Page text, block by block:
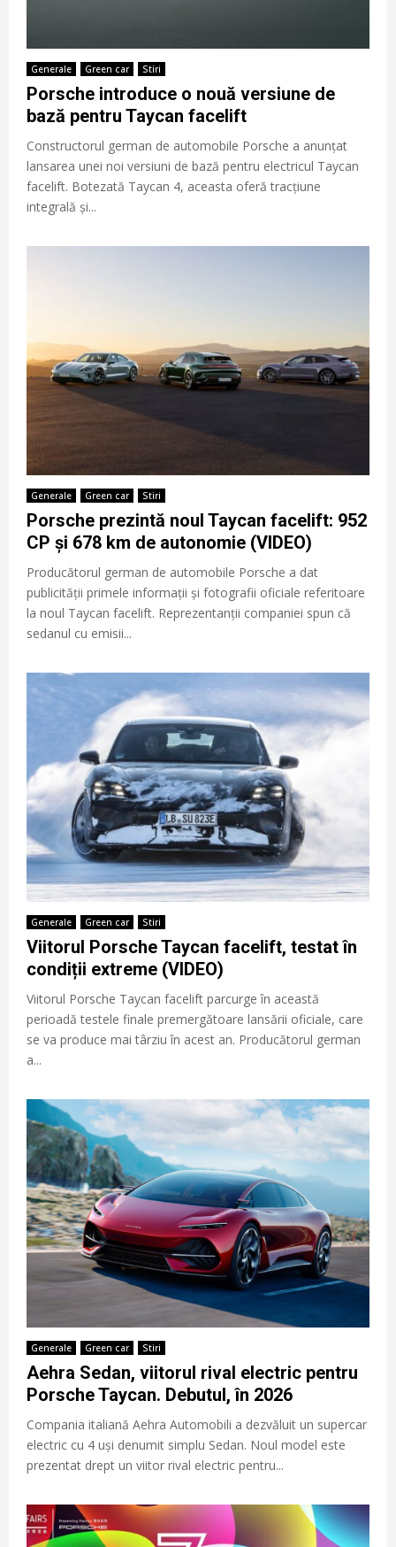
Generale Green car Stiri
Porsche introduce o nouă versiune de
bază pentru Taycan facelift
Constructorul german de automobile Porsche a anunțat
lansarea unei noi versiuni de bază pentru electricul Taycan
facelift. Botezată Taycan 4, aceasta oferă tracțiune
integrală și...
Generale Green car Stiri
Porsche prezintă noul Taycan facelift: 952
CP și 678 km de autonomie (VIDEO)
Producătorul german de automobile Porsche a dat
publicității primele informații și fotografii oficiale referitoare
la noul Taycan facelift. Reprezentanții companiei spun că
sedanul cu emisii...
Generale Green car Stiri
Viitorul Porsche Taycan facelift, testat în
condiții extreme (VIDEO)
Viitorul Porsche Taycan facelift parcurge în această
perioadă testele finale premergătoare lansării oficiale, care
se va produce mai târziu în acest an. Producătorul german
a...
Generale Green car Stiri
Aehra Sedan, viitorul rival electric pentru
Porsche Taycan. Debutul, în 2026
Compania italiană Aehra Automobili a dezvăluit un supercar
electric cu 4 uși denumit simplu Sedan. Noul model este
prezentat drept un viitor rival electric pentru...